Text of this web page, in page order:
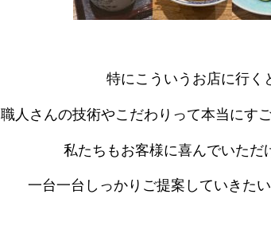
特にこういうお店に行く
職人さんの技術やこだわりって本当にす
私たちもお客様に喜んでいただ
一台一台しっかりご提案していきた